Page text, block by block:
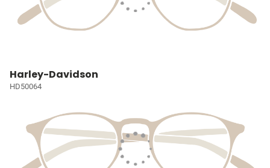
Harley-Davidson
HD50064